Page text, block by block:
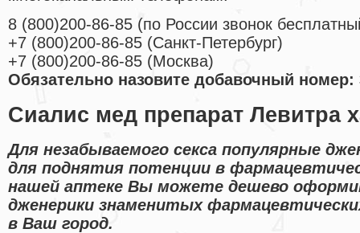
8 (800)200-86-85 (по России звонок
+7 (800)200-86-85 (Санкт-Петербург)
+7 (800)200-86-85 (Москва)
Обязательно назовите добавочный номер:
Сиалис мед препарат Левитра
Для незабываемого секса популярные
для поднятия потенции в
нашей аптеке Вы можете дешево
дженерики знаменитых
в Ваш город.